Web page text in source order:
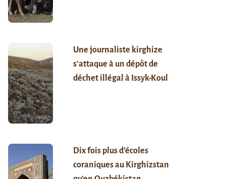
Une journaliste kirghize
s’attaque à un dépôt de
déchet illégal à Issyk-Koul
Dix fois plus d’écoles
coraniques au Kirghizstan